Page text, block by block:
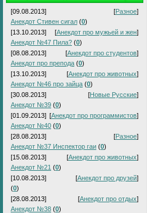
[09.08.2013] [Разное]
Анекдот Стивен сигал (0)
[13.10.2013]
[Анекдот про мужьей и жен]
Анекдот №47 Пила? (0)
[08.08.2013]
[Анекдот про студентов]
Анекдот про препода (0)
[13.10.2013]
[Анекдот про животных]
Анекдот №46 про зайца (0)
[30.08.2013]
[Новые Русские]
Анекдот №39 (0)
[01.09.2013] [Анекдот про программистов]
Анекдот №40 (0)
[28.08.2013]
[Разное]
Анекдот №37 Инспектор гаи (0)
[15.08.2013]
[Анекдот про животных]
Анекдот №21 (0)
[10.08.2013]
[Анекдот про друзей]
(0)
[28.08.2013]
[Анекдот про отдых]
Анекдот №38 (0)